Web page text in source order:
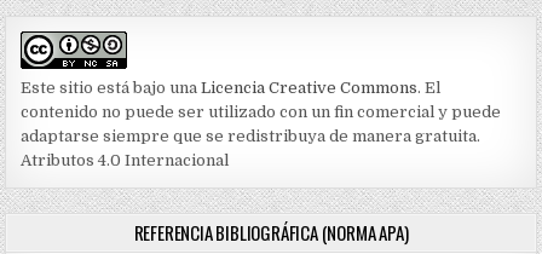
Este sitio está bajo unaLicencia Creative Commons. El
contenido no puede ser utilizado con un fin comercial y puede
adaptarse siempre que se redistribuya de manera gratuita.
Atributos 4.0 Internacional
REFERENCIA BIBLIOGRÁFICA (NORMA APA)